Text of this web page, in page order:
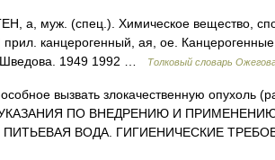
а, муж. (спец.). Химическое вещество,
прил. канцерогенный, ая, ое.
1949 1992 …
Толковый словарь
вызвать злокачественную опухоль
УКАЗАНИЯ ПО ВНЕДРЕНИЮ И
ПИТЬЕВАЯ ВОДА. ГИГИЕНИЧЕСКИЕ